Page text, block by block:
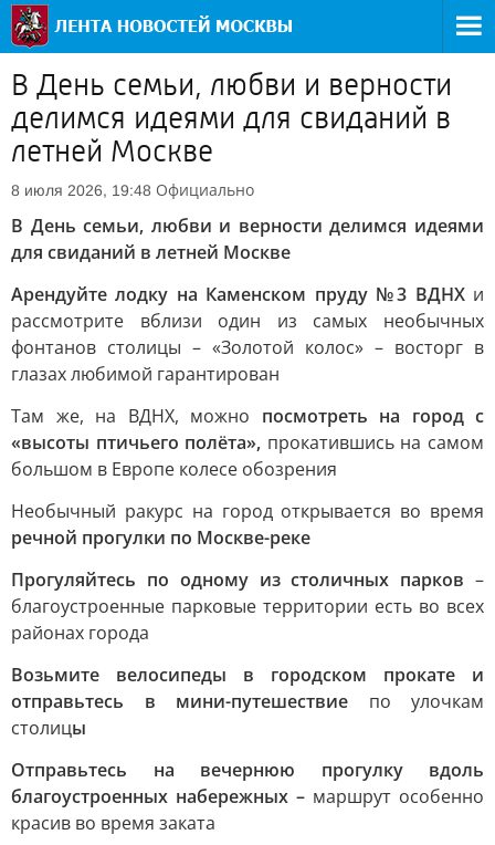
В День семьи, любви и верности
делимся идеями для свиданий в
летней Москве
8 июля 2026, 19:48 Официально
В День семьи, любви и верности делимся идеями
для свиданий в летней Москве
Арендуйте лодку на Каменском пруду №3 ВДНХи
рассмотрите вблизи один из самых необычных
фонтанов столицы – «Золотой колос» – восторг в
глазах любимой гарантирован
Там же, на ВДНХ, можно посмотреть на город с
«высоты птичьего полёта», прокатившись на самом
большом в Европе колесе обозрения
Необычный ракурс на город открывается во время
речной прогулки по Москве-реке
Прогуляйтесь по одному из столичных парков –
благоустроенные парковые территории есть во всех
районах города
Возьмите велосипеды в городском прокате и
отправьтесь в мини-путешествие по улочкам
столицы
Отправьтесь на вечернюю прогулку вдоль
благоустроенных набережных – маршрут особенно
красив во время заката